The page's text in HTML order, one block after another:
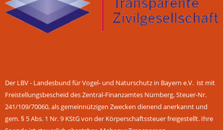
Der LBV - Landesbund für Vogel- und Naturschutz in Bayern e.V. ist mit
Freistellungsbescheid des Zentral-Finanzamtes Nürnberg, Steuer-Nr.
241/109/70060, als gemeinnützigen Zwecken dienend anerkannt und
gem. § 5 Abs. 1 Nr. 9 KStG von der Körperschaftssteuer freigestellt. Ihre